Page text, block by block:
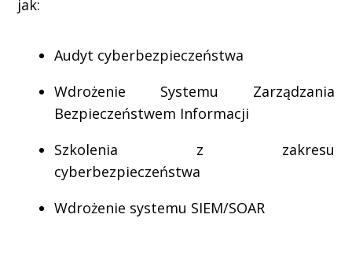
jak:
Audyt cyberbezpieczeństwa
Wdrożenie Systemu Zarządzania
Bezpieczeństwem Informacji
Szkolenia z zakresu
cyberbezpieczeństwa
Wdrożenie systemu SIEM/SOAR